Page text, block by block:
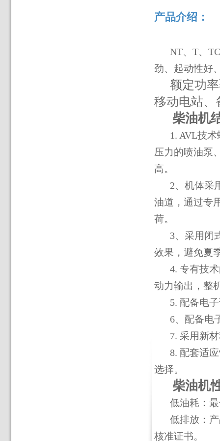
产品介绍：
NT、 T、 TC
劲、起动性好
额定功
移动电站、
柴油机
1. AVL技术
压力的喷油泵
高。
2、机体采
油道，通过专
荷。
3、采用闭
效果，避免夏
4. 专有技
动力输出，整
5. 配备电
6、配备电
7. 采用新
8. 配套适
选择。
柴油机
低油耗 ：
低排放：
核准证书。